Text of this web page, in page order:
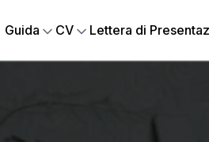
Guida CV Lettera di